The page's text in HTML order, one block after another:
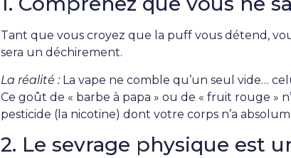
Tant que vous croyez que la puff vous détend,
sera un déchirement.
La réalité :La vape ne comble qu’un seul vide…
Ce goût de « barbe à papa » ou de « fruit rouge »
pesticide (la nicotine) dont votre corps n’a
2. Le sevrage physique est